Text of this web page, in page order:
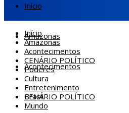
Início
Amazonas
Acontecimentos
CENÁRIO POLÍTICO
Início
Amazonas
Acontecimentos
CENÁRIO POLÍTICO
Poderes
Cultura
Entretenimento
Brasil
Mundo